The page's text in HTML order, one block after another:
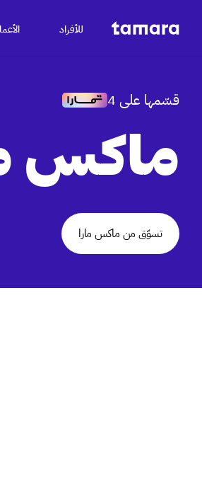
للأفراد
قسّمها على 4
ماكس
تسوّق من ماكس مارا